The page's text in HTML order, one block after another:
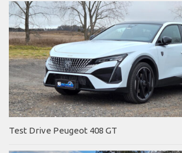
Test Drive Peugeot 408 GT